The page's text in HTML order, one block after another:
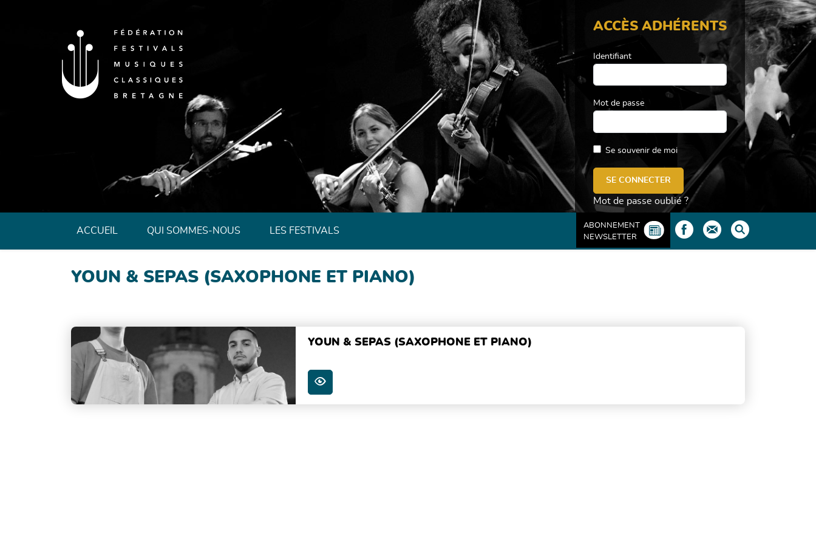
Fédération des Festivals de Musique Classique de Bretagne
ACCUEIL QUI SOMMES-NOUS LES FESTIVALS
ABONNEMENT
NEWSLETTER
ACCÈS ADHÉRENTS
Identifiant
Mot de passe
Se souvenir de moi
Mot de passe oublié ?
YOUN & SEPAS (SAXOPHONE ET PIANO)
YOUN & SEPAS (SAXOPHONE ET PIANO)